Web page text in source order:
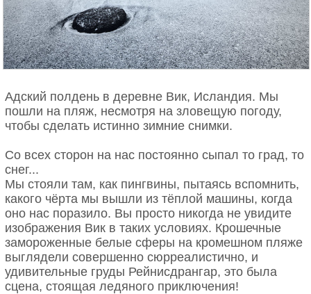
Адский полдень в деревне Вик, Исландия. Мы
пошли на пляж, несмотря на зловещую погоду,
чтобы сделать истинно зимние снимки.
Со всех сторон на нас постоянно сыпал то град, то
снег...
Мы стояли там, как пингвины, пытаясь вспомнить,
какого чёрта мы вышли из тёплой машины, когда
оно нас поразило. Вы просто никогда не увидите
изображения Вик в таких условиях. Крошечные
замороженные белые сферы на кромешном пляже
выглядели совершенно сюрреалистично, и
удивительные груды Рейнисдрангар, это была
сцена, стоящая ледяного приключения!